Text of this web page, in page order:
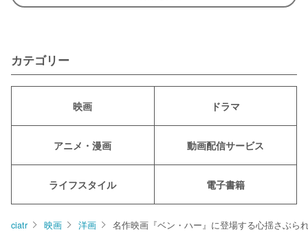
カテゴリー
映画 ドラマ
アニメ・漫画 動画配信サービス
ライフスタイル 電子書籍
ciatr 映画 洋画 名作映画『ベン・ハー』に登場する心揺さぶら